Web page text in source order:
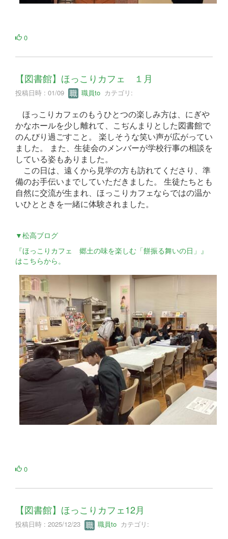
0
【図書館】ほっこりカフェ １月
投稿日時 : 01/09 職員to カテゴリ:
ほっこりカフェのもうひとつの楽しみ方は、にぎや
かなホールを少し離れて、こぢんまりとした図書館で
のんびり過ごすこと。 楽しそうな笑い声が広がってい
ました。 また、生徒会のメンバーが学校行事の相談を
している姿もありました。
この日は、遠くから見学の方も訪れてくださり、準
備のお手伝いまでしていただきました。 生徒たちとも
自然に交流が生まれ、ほっこりカフェならではの温か
いひとときを一緒に体験されました。
▼松高ブログ
『ほっこりカフェ 郷土の味を楽しむ「餅振る舞いの日」』
はこちらから。
0
【図書館】ほっこりカフェ12月
投稿日時 : 2025/12/23 職員to カテゴリ: